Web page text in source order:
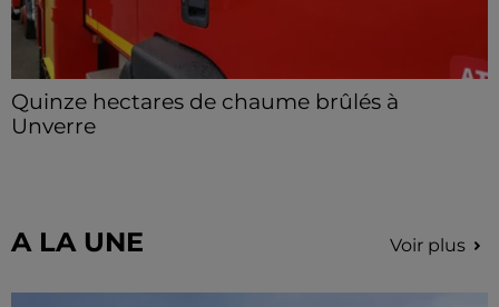
Quinze hectares de chaume brûlés à
Unverre
A LA UNE Voir plus